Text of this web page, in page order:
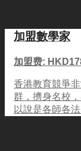
加盟數學家
加盟费:
香港教育競爭
群，擠身名校
以說是各師各法